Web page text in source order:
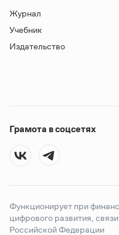
Журнал
Учебник
Издательство
Грамота в соцсетях
Функционирует при
цифрового развития,
Российской Федерации